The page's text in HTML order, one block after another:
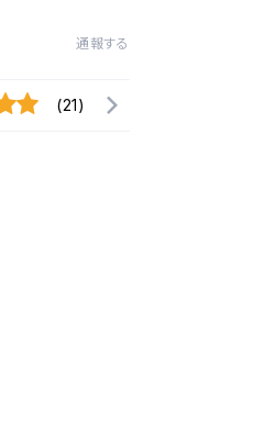
通報する
(21)